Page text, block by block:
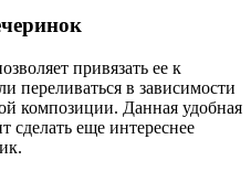
привязать ее к
переливаться в зависимости
композиции. Данная удобная
еще интереснее